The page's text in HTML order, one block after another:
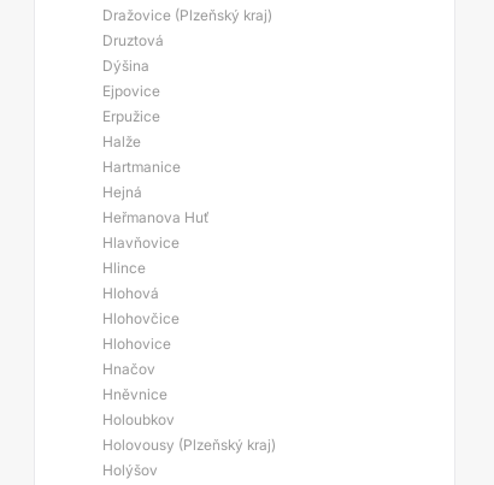
Dražovice (Plzeňský kraj)
Druztová
Dýšina
Ejpovice
Erpužice
Halže
Hartmanice
Hejná
Heřmanova Huť
Hlavňovice
Hlince
Hlohová
Hlohovčice
Hlohovice
Hnačov
Hněvnice
Holoubkov
Holovousy (Plzeňský kraj)
Holýšov